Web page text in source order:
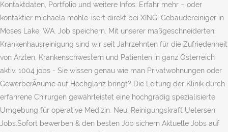
Kontaktdaten, Portfolio und weitere Infos: Erfahr mehr – oder
kontaktier michaela möhle-isert direkt bei XING. Gebäudereiniger in
Moses Lake, WA. Job speichern. Mit unserer maßgeschneiderten
Krankenhausreinigung sind wir seit Jahrzehnten für die Zufriedenheit
von Ärzten, Krankenschwestern und Patienten in ganz Österreich
aktiv. 1004 jobs - Sie wissen genau wie man Privatwohnungen oder
GewerberÃ¤ume auf Hochglanz bringt? Die Leitung der Klinik durch
erfahrene Chirurgen gewährleistet eine hochgradig spezialisierte
Umgebung für operative Medizin. Neu: Reinigungskraft Uetersen
Jobs.Sofort bewerben & den besten Job sichern Aktuelle Jobs auf